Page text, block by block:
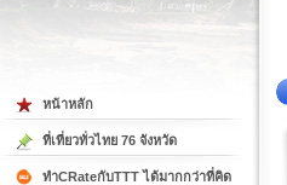
หน้าหลัก
ที่เที่ยวทั่วไทย 76 จังหวัด
ทำCRateกับTTT ได้มากกว่าที่คิด